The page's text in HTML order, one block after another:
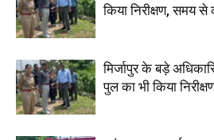
किया निरीक्षण, समय से
मिर्जापुर के बड़े
पुल का भी किया